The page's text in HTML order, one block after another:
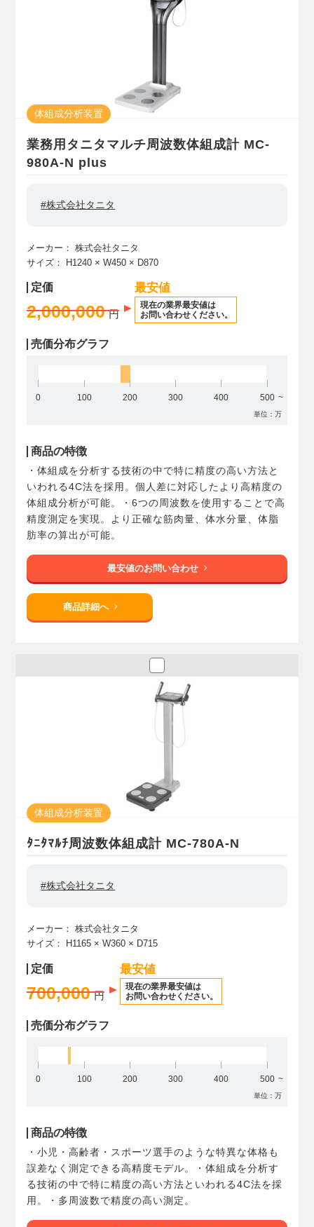
体組成分析装置
業務用タニタマルチ周波数体組成計 MC-
980A-N plus
#株式会社タニタ
メーカー：
株式会社タニタ
サイズ：
H1240 × W450 × D870
定価
2,000,000 円
最安値
現在の業界最安値は
お問い合わせください。
売価分布グラフ
0 100 200 300 400 500
単位：万
商品の特徴
・体組成を分析する技術の中で特に精度の高い方法と
いわれる4C法を採用。個人差に対応したより高精度の
体組成分析が可能。・6つの周波数を使用することで高
精度測定を実現。より正確な筋肉量、体水分量、体脂
肪率の算出が可能。
最安値のお問い合わせ
商品詳細へ
体組成分析装置
ﾀﾆﾀﾏﾙﾁ周波数体組成計 MC-780A-N
#株式会社タニタ
メーカー：
株式会社タニタ
サイズ：
H1165 × W360 × D715
定価
700,000 円
最安値
現在の業界最安値は
お問い合わせください。
売価分布グラフ
0 100 200 300 400 500
単位：万
商品の特徴
・小児・高齢者・スポーツ選手のような特異な体格も
誤差なく測定できる高精度モデル。・体組成を分析す
る技術の中で特に精度の高い方法といわれる4C法を採
用。・多周波数で精度の高い測定。